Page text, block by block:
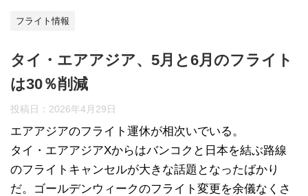
フライト情報
タイ・エアアジア、5月と6月のフライト
は30％削減
投稿日： 2026年4月29日
エアアジアのフライト運休が相次いでいる。
タイ・エアアジアXからはバンコクと日本を結ぶ路線
のフライトキャンセルが大きな話題となったばかり
だ。ゴールデンウィークのフライト変更を余儀なくさ